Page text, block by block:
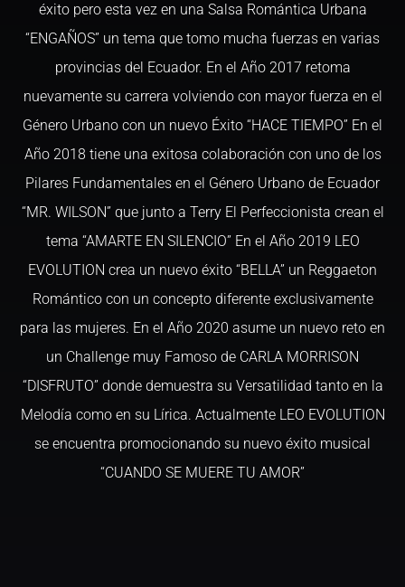
éxito pero esta vez en una Salsa Romántica Urbana
“ENGAÑOS” un tema que tomo mucha fuerzas en varias
provincias del Ecuador. En el Año 2017 retoma
nuevamente su carrera volviendo con mayor fuerza en el
Género Urbano con un nuevo Éxito “HACE TIEMPO” En el
Año 2018 tiene una exitosa colaboración con uno de los
Pilares Fundamentales en el Género Urbano de Ecuador
“MR. WILSON” que junto a Terry El Perfeccionista crean el
tema “AMARTE EN SILENCIO” En el Año 2019 LEO
EVOLUTION crea un nuevo éxito “BELLA” un Reggaeton
Romántico con un concepto diferente exclusivamente
para las mujeres. En el Año 2020 asume un nuevo reto en
un Challenge muy Famoso de CARLA MORRISON
“DISFRUTO” donde demuestra su Versatilidad tanto en la
Melodía como en su Lírica. Actualmente LEO EVOLUTION
se encuentra promocionando su nuevo éxito musical
“CUANDO SE MUERE TU AMOR”